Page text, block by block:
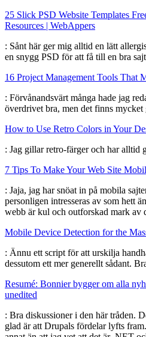
25 Slick PSD Website Templates
Resources | WebAppers
: Sånt här ger mig alltid en lätt
en snygg PSD för att få till en bra
16 Project Management Tools That
: Förvånandsvärt många hade jag
överdrivet bra, men det finns mycket
How to Use Retro Colors in Your
: Jag gillar retro-färger och har alltid
7 Tips To Make Your Web Site
: Jaja, jag har snöat in på mobila
personligen intresseras av som hett
webb är kul och outforskad mark av
Mobile Device Detection for the
: Ännu ett script för att urskilja
dessutom ett mer generellt sådant.
Resumé: Bonnier bygger om alla
unedited
: Bra diskussioner i den här tråden.
glad är att Drupals fördelar lyfts